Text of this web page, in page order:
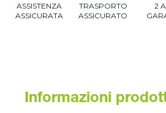
ASSISTENZA
ASSICURATA
TRASPORTO
ASSICURATO
2
Informazioni